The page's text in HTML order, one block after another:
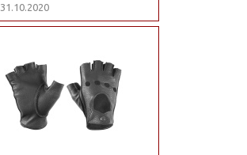
31.10.2020